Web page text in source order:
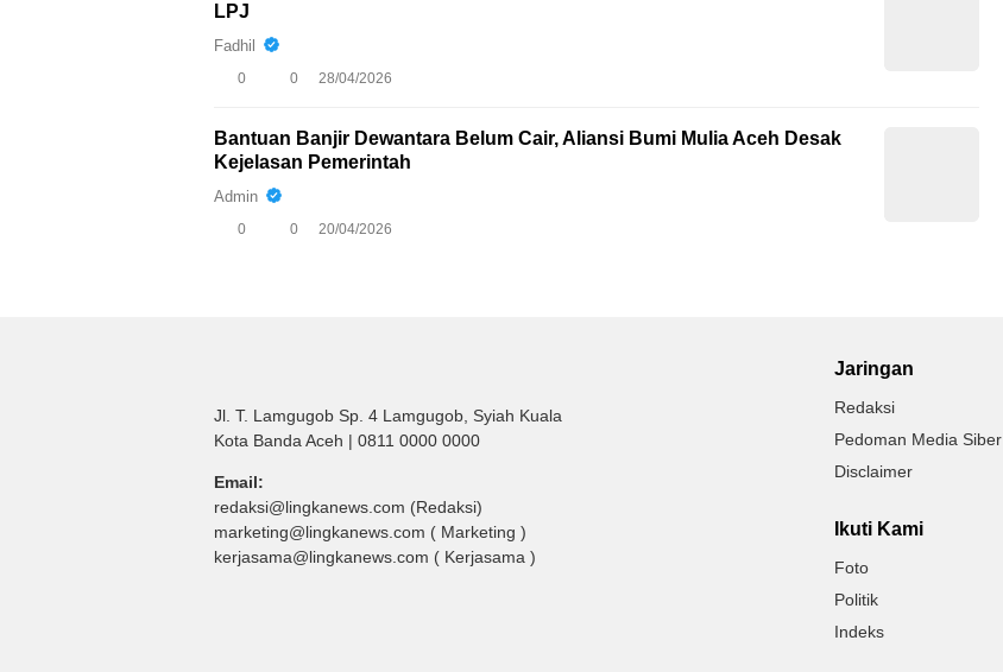
LPJ
Fadhil
0 0 28/04/2026
Bantuan Banjir Dewantara Belum Cair, Aliansi Bumi Mulia Aceh Desak
Kejelasan Pemerintah
Admin
0 0 20/04/2026
Jl. T. Lamgugob Sp. 4 Lamgugob, Syiah Kuala
Kota Banda Aceh | 0811 0000 0000
Email:
redaksi@lingkanews.com (Redaksi)
marketing@lingkanews.com ( Marketing )
kerjasama@lingkanews.com ( Kerjasama )
Jaringan
Redaksi
Pedoman Media Siber
Disclaimer
Ikuti Kami
Foto
Politik
Indeks